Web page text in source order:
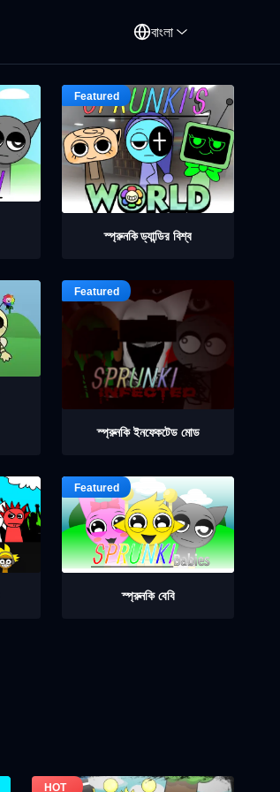
বাংলা
স্প্রুনকি ড্যান্ডির বিশ্ব
স্প্রুনকি ইনফেকটেড মোড
স্প্রুনকি বেবি